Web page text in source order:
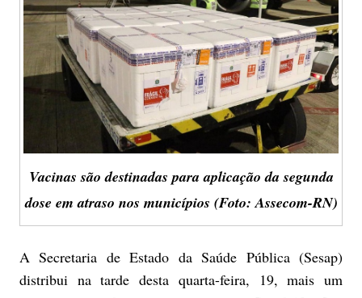
Vacinas são destinadas para aplicação da segunda
dose em atraso nos municípios (Foto: Assecom-RN)
A Secretaria de Estado da Saúde Pública (Sesap)
distribui na tarde desta quarta-feira, 19, mais um